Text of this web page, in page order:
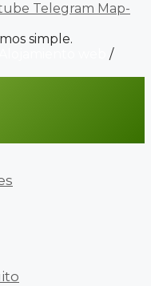
Telegram Map-
simple.
/